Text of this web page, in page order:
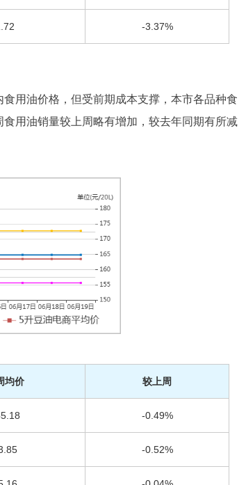
-3.37%
用油价格，但受前期成本支撑，本市各品种食
用油销量较上周略有增加，较去年同期有所减
均价 较上周
-0.49%
-0.52%